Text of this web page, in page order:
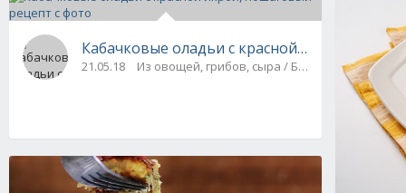
Кабачковые оладьи с красной икрой,
21.05.18 Из овощей, грибов, сыра / Блины, оладьи,